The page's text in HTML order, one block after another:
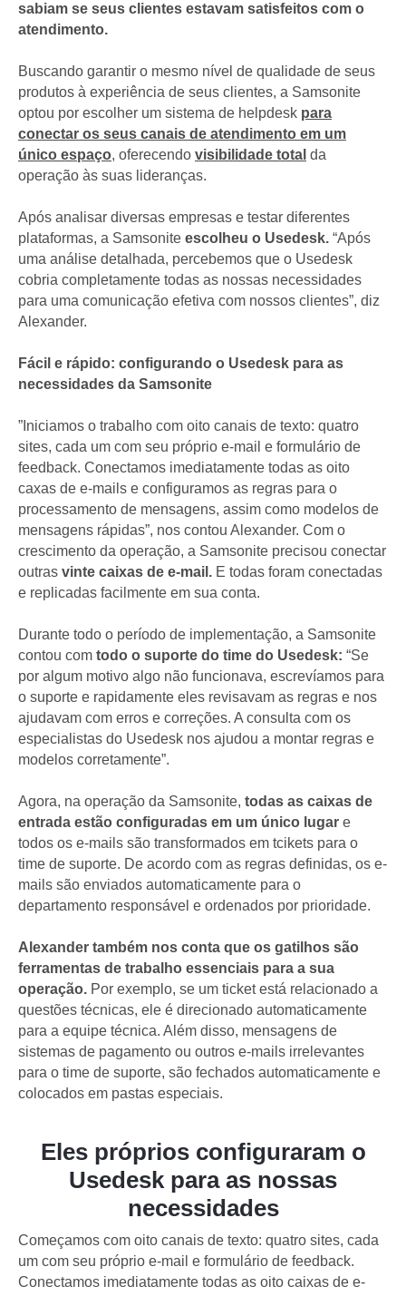
sabiam se seus clientes estavam satisfeitos com o
atendimento.
Buscando garantir o mesmo nível de qualidade de seus
produtos à experiência de seus clientes, a Samsonite
optou por escolher um sistema de helpdesk para
conectar os seus canais de atendimento em um
único espaço, oferecendo visibilidade total da
operação às suas lideranças.
Após analisar diversas empresas e testar diferentes
plataformas, a Samsonite escolheu o Usedesk. “Após
uma análise detalhada, percebemos que o Usedesk
cobria completamente todas as nossas necessidades
para uma comunicação efetiva com nossos clientes”, diz
Alexander.
Fácil e rápido: configurando o Usedesk para as
necessidades da Samsonite
”Iniciamos o trabalho com oito canais de texto: quatro
sites, cada um com seu próprio e-mail e formulário de
feedback. Conectamos imediatamente todas as oito
caxas de e-mails e configuramos as regras para o
processamento de mensagens, assim como modelos de
mensagens rápidas”, nos contou Alexander. Com o
crescimento da operação, a Samsonite precisou conectar
outras vinte caixas de e-mail. E todas foram conectadas
e replicadas facilmente em sua conta.
Durante todo o período de implementação, a Samsonite
contou com todo o suporte do time do Usedesk: “Se
por algum motivo algo não funcionava, escrevíamos para
o suporte e rapidamente eles revisavam as regras e nos
ajudavam com erros e correções. A consulta com os
especialistas do Usedesk nos ajudou a montar regras e
modelos corretamente”.
Agora, na operação da Samsonite, todas as caixas de
entrada estão configuradas em um único lugar e
todos os e-mails são transformados em tcikets para o
time de suporte. De acordo com as regras definidas, os e-
mails são enviados automaticamente para o
departamento responsável e ordenados por prioridade.
Alexander também nos conta que os gatilhos são
ferramentas de trabalho essenciais para a sua
operação. Por exemplo, se um ticket está relacionado a
questões técnicas, ele é direcionado automaticamente
para a equipe técnica. Além disso, mensagens de
sistemas de pagamento ou outros e-mails irrelevantes
para o time de suporte, são fechados automaticamente e
colocados em pastas especiais.
Eles próprios configuraram o
Usedesk para as nossas
necessidades
Começamos com oito canais de texto: quatro sites, cada
um com seu próprio e-mail e formulário de feedback.
Conectamos imediatamente todas as oito caixas de e-